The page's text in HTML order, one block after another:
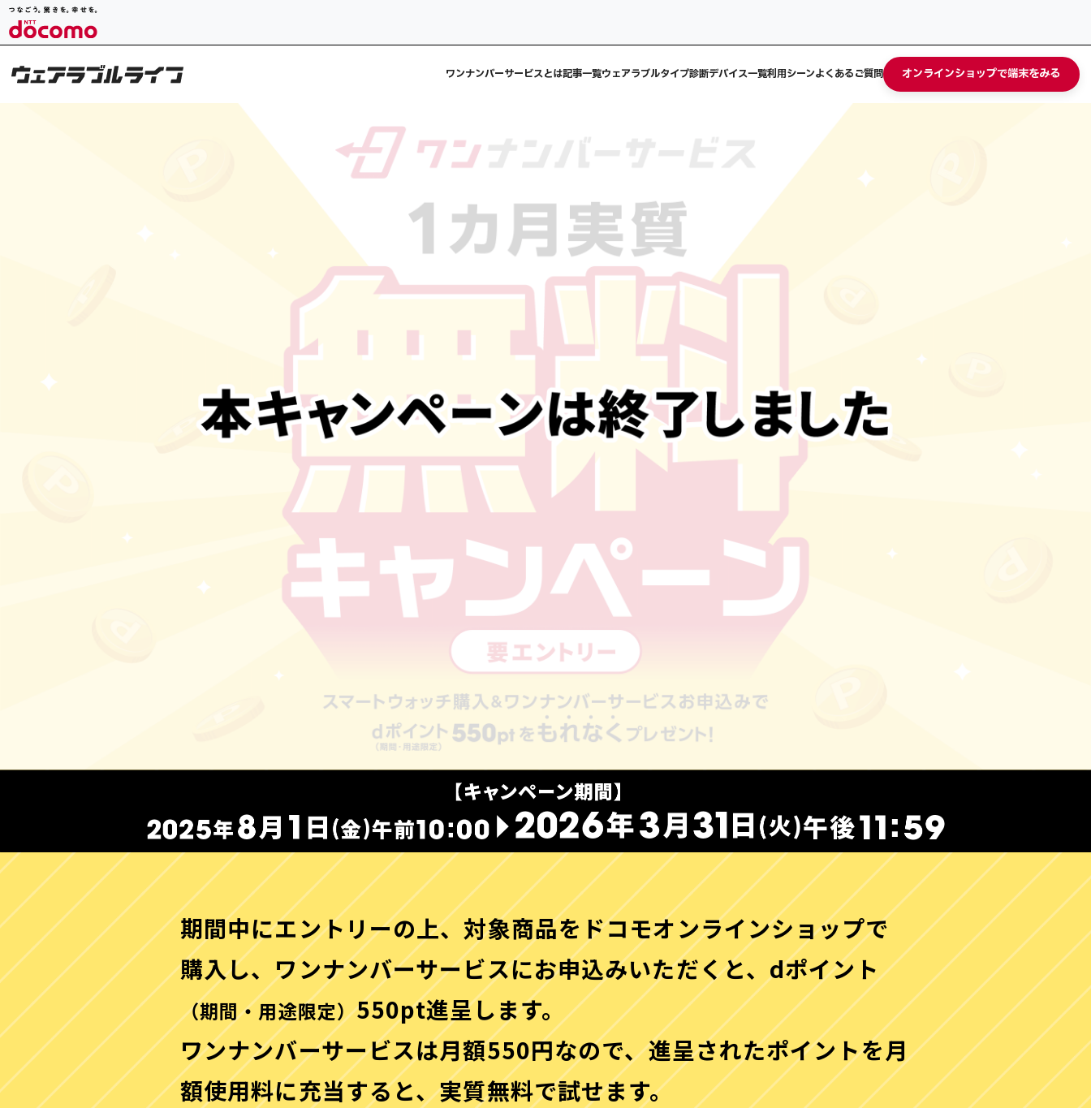
ワンナンバーサービスとは記事一覧ウェアラブルタイプ診断デバイス一覧利用シーンよくあるご質問 オンラインショップで端末をみる
期間中にエントリーの上、対象商品をドコモオンラインショップで
購入し、ワンナンバーサービスにお申込みいただくと、dポイント
（期間・用途限定）550pt進呈します。
ワンナンバーサービスは月額550円なので、進呈されたポイントを月
額使用料に充当すると、実質無料で試せます。